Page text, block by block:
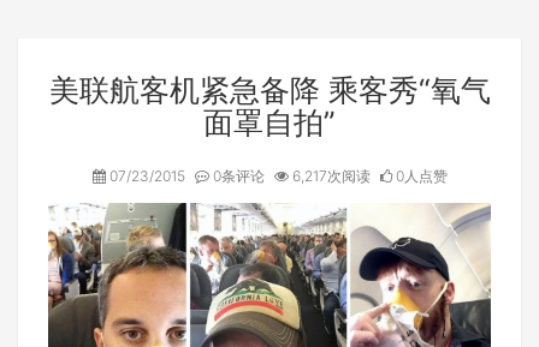
美联航客机紧急备降 乘客秀“氧气
面罩自拍”
07/23/2015 0条评论 6,217次阅读 0人点赞